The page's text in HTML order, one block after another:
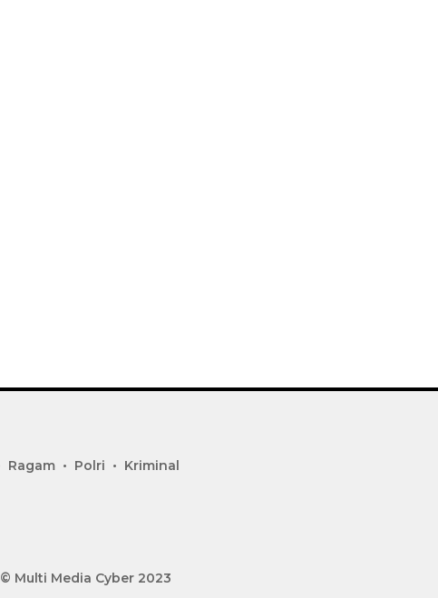
Ragam Polri Kriminal
© Multi Media Cyber 2023